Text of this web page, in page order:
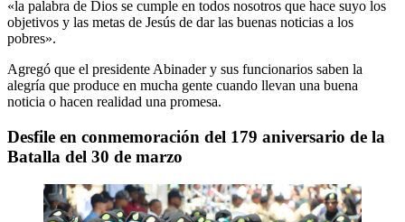
«la palabra de Dios se cumple en todos nosotros que hace suyo los
objetivos y las metas de Jesús de dar las buenas noticias a los
pobres».
Agregó que el presidente Abinader y sus funcionarios saben la
alegría que produce en mucha gente cuando llevan una buena
noticia o hacen realidad una promesa.
Desfile en conmemoración del 179 aniversario de la
Batalla del 30 de marzo